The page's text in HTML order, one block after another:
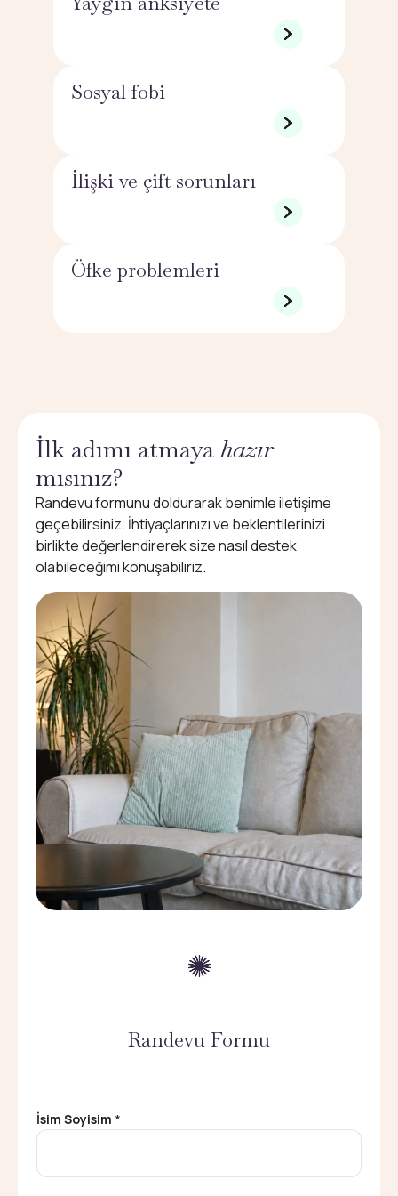
Sosyal fobi
İlişki ve çift sorunları
Öfke problemleri
İlk adımı atmaya hazır
mısınız?
Randevu formunu doldurarak benimle iletişime
geçebilirsiniz. İhtiyaçlarınızı ve beklentilerinizi
birlikte değerlendirerek size nasıl destek
olabileceğimi konuşabiliriz.
Randevu Formu
u
İsim Soyisim *